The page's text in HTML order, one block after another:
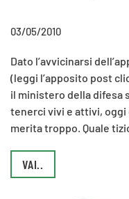
03/05/2010
Dato l’avvicinarsi
(leggi l’apposito post
il ministero della difesa
tenerci vivi e attivi,
merita troppo. Quale
VAI..